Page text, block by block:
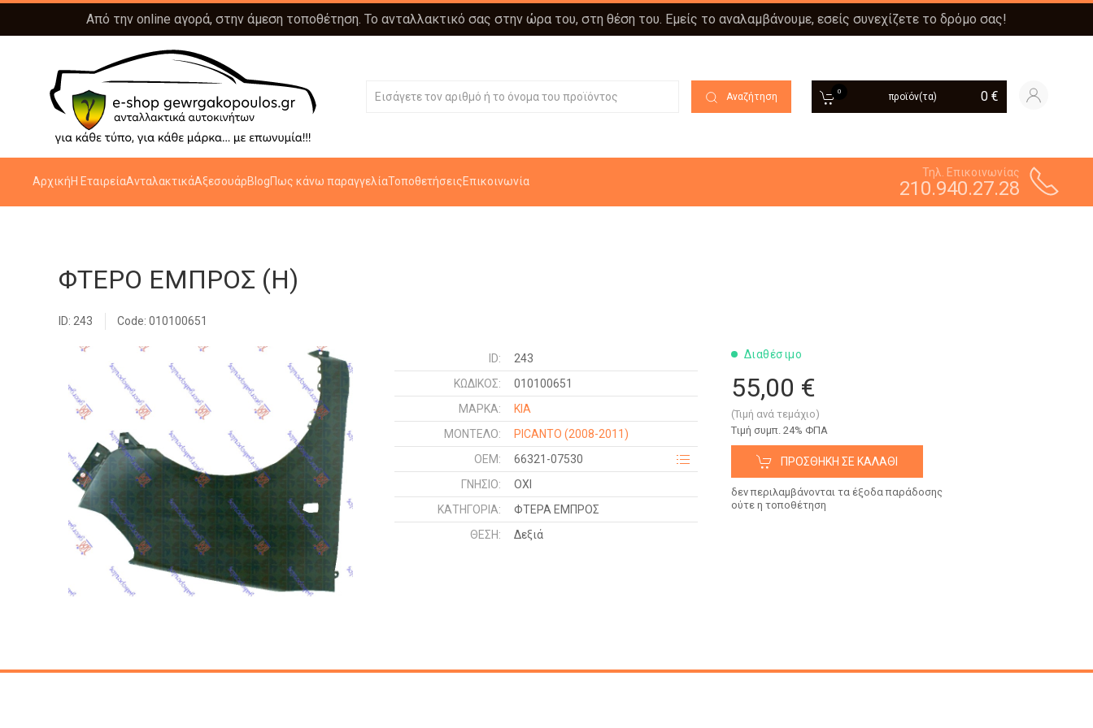
Από την online αγορά, στην άμεση τοποθέτηση. Το ανταλλακτικό σας στην ώρα του, στη θέση του. Εμείς το αναλαμβάνουμε, εσείς συνεχίζετε το δρόμο σας!
Αναζήτηση 0 προϊόν(τα) 0 €
ΑρχικήΗ ΕταιρείαΑνταλακτικάΑξεσουάρBlogΠως κάνω παραγγελίαΤοποθετήσειςΕπικοινωνία
Τηλ. Επικοινωνίας
210.940.27.28
ΦΤΕΡΟ ΕΜΠΡΟΣ (H)
ID: 243 Code: 010100651
ID:
243
ΚΩΔΙΚΌΣ:
010100651
ΜΑΡΚΑ:
KIA
ΜΟΝΤΕΛΟ:
PICANTO (2008-2011)
OEM:
66321-07530
ΓΝΉΣΙΟ:
ΟΧΙ
ΚΑΤΗΓΟΡΊΑ:
ΦΤΕΡΑ ΕΜΠΡΟΣ
ΘΈΣΗ:
Δεξιά
Διαθέσιμο
55,00 €
(Τιμή ανά τεμάχιο)
Tιμή συμπ. 24% ΦΠΑ
ΠΡΟΣΘΉΚΗ ΣΕ ΚΑΛΆΘΙ
δεν περιλαμβάνονται τα έξοδα παράδοσης
ούτε η τοποθέτηση